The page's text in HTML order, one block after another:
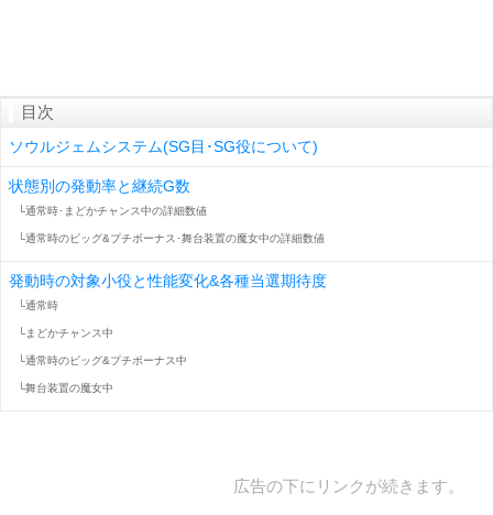
目次
ソウルジェムシステム(SG目･SG役について)
状態別の発動率と継続G数
└通常時･まどかチャンス中の詳細数値
└通常時のビッグ&プチボーナス･舞台装置の魔女中の詳細数値
発動時の対象小役と性能変化&各種当選期待度
└通常時
└まどかチャンス中
└通常時のビッグ&プチボーナス中
└舞台装置の魔女中
広告の下にリンクが続きます。